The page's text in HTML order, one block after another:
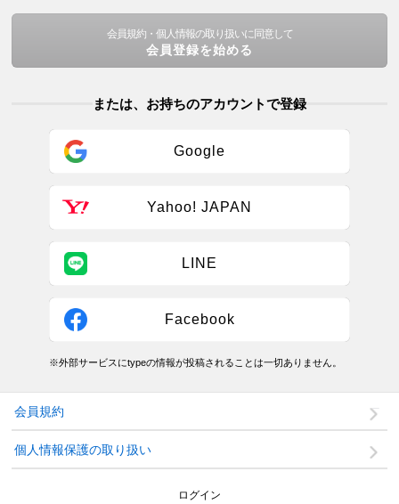
会員規約・個人情報の取り扱いに同意して
会員登録を始める
または、お持ちのアカウントで登録
Google
Yahoo! JAPAN
LINE
Facebook
※外部サービスにtypeの情報が投稿されることは一切ありません。
会員規約
個人情報保護の取り扱い
ログイン